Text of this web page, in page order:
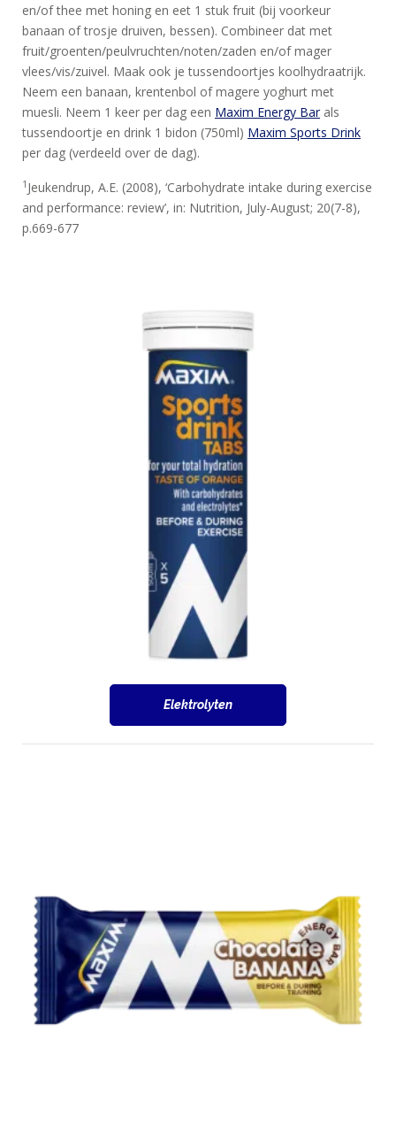
en/of thee met honing en eet 1 stuk fruit (bij voorkeur
banaan of trosje druiven, bessen). Combineer dat met
fruit/groenten/peulvruchten/noten/zaden en/of mager
vlees/vis/zuivel. Maak ook je tussendoortjes koolhydraatrijk.
Neem een banaan, krentenbol of magere yoghurt met
muesli. Neem 1 keer per dag een Maxim Energy Barals
tussendoortje en drink 1 bidon (750ml) Maxim Sports Drink
per dag (verdeeld over de dag).
1 Jeukendrup, A.E. (2008), ‘Carbohydrate intake during exercise
and performance: review’, in: Nutrition, July-August; 20(7-8),
p.669-677
Elektrolyten